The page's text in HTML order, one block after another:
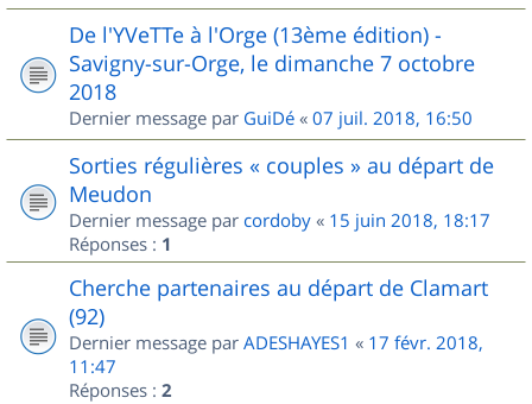
De l'YVeTTe à l'Orge (13ème édition) -
Savigny-sur-Orge, le dimanche 7 octobre
2018
Dernier message par GuiDé « 07 juil. 2018, 16:50
Sorties régulières « couples » au départ de
Meudon
Dernier message par cordoby « 15 juin 2018, 18:17
Réponses : 1
Cherche partenaires au départ de Clamart
(92)
Dernier message par ADESHAYES1 « 17 févr. 2018,
11:47
Réponses : 2